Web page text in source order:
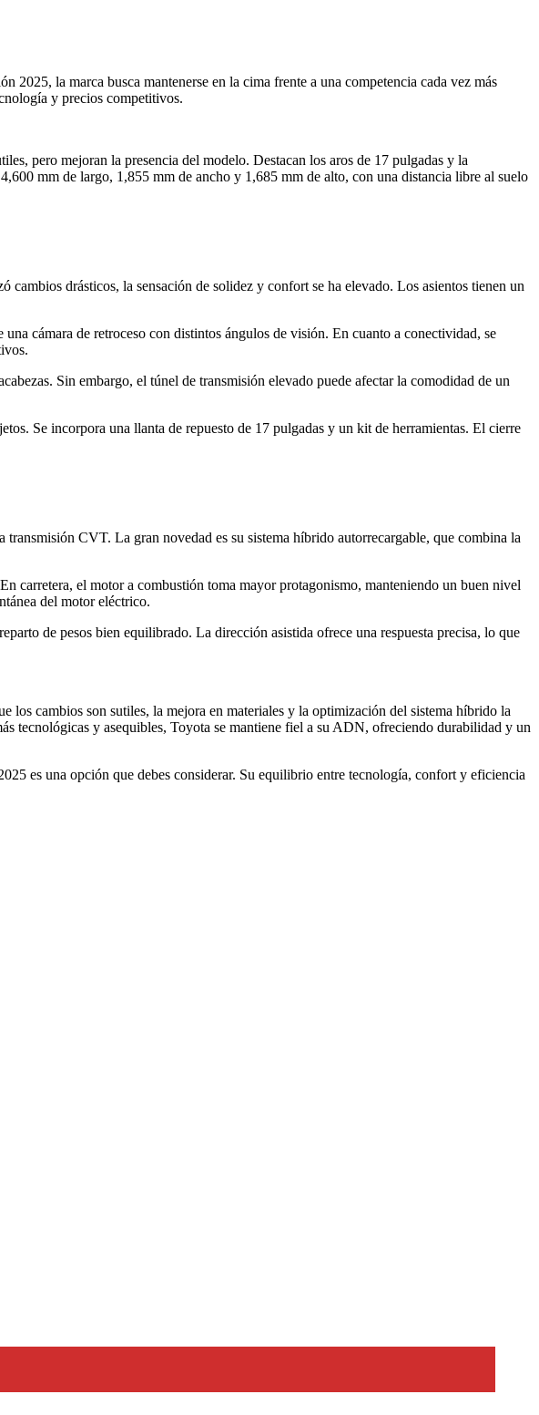
la marca busca mantenerse en la cima frente a una competencia cada vez más
y precios competitivos.
pero mejoran la presencia del modelo. Destacan los aros de 17 pulgadas y la
mm de largo, 1,855 mm de ancho y 1,685 mm de alto, con una distancia libre al suelo
drásticos, la sensación de solidez y confort se ha elevado. Los asientos tienen un
cámara de retroceso con distintos ángulos de visión. En cuanto a conectividad, se
Sin embargo, el túnel de transmisión elevado puede afectar la comodidad de un
Se incorpora una llanta de repuesto de 17 pulgadas y un kit de herramientas. El cierre
CVT. La gran novedad es su sistema híbrido autorrecargable, que combina la
carretera, el motor a combustión toma mayor protagonismo, manteniendo un buen nivel
del motor eléctrico.
de pesos bien equilibrado. La dirección asistida ofrece una respuesta precisa, lo que
cambios son sutiles, la mejora en materiales y la optimización del sistema híbrido la
tecnológicas y asequibles, Toyota se mantiene fiel a su ADN, ofreciendo durabilidad y un
es una opción que debes considerar. Su equilibrio entre tecnología, confort y eficiencia